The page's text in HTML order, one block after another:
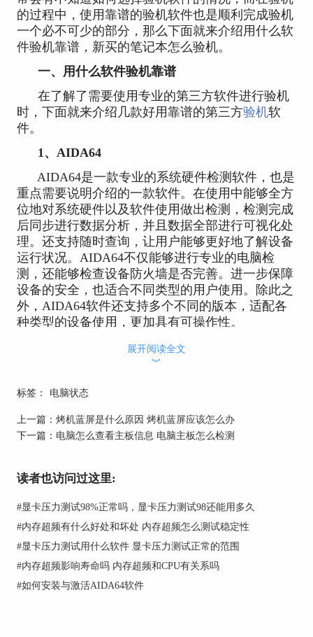
的过程中，使用靠谱的验机软件也是顺利完成验机
一个必不可少的部分，那么下面就来介绍用什么软
件验机靠谱，新买的笔记本怎么验机。
一、用什么软件验机靠谱
在了解了需要使用专业的第三方软件进行验机
时，下面就来介绍几款好用靠谱的第三方验机软
件。
1、AIDA64
AIDA64是一款专业的系统硬件检测软件，也是
重点需要说明介绍的一款软件。在使用中能够全方
位地对系统硬件以及软件使用做出检测，检测完成
后同步进行数据分析，并且数据全部进行可视化处
理。还支持随时查询，让用户能够更好地了解设备
运行状况。AIDA64不仅能够进行专业的电脑检
测，还能够检查设备防火墙是否完善。进一步保障
设备的安全，也适合不同类型的用户使用。除此之
外，AIDA64软件还支持多个不同的版本，适配各
种类型的设备使用，更加具有可操作性。
2、ASSDBenchmark
在使用中具有较强的专业性，能够更加直白地让用
对机身以及硬盘本身消耗较大，不宜高频次使用，
高频次使用会降低设备的使用效率。
上面的一款软件测试重点在硬盘领域，而这一
款软件的主要方向则是在显卡领域，3Dmark软件
解，从而在使用中更好地提高显卡的使用率。同时
这款软件在图像方面的测试也具有独特风格。
二、新买的笔记本怎样验机
展开阅读全文
︾
标签： 电脑状态
上一篇： 烤机蓝屏是什么原因 烤机蓝屏应该怎么办
下一篇： 电脑怎么查看主板信息 电脑主板怎么检测
读者也访问过这里:
#显卡压力测试98%正常吗，显卡压力测试98还能用多久
#内存超频有什么好处和坏处 内存超频怎么测试稳定性
#显卡压力测试用什么软件 显卡压力测试正常的范围
#内存超频影响寿命吗 内存超频和CPU有关系吗
#如何安装与激活AIDA64软件